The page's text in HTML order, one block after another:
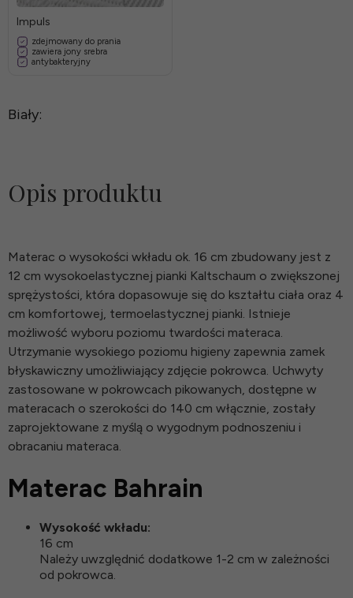
Impuls
zdejmowany do prania
zawiera jony srebra
antybakteryjny
Biały:
Opis produktu
Materac o wysokości wkładu ok. 16 cm zbudowany jest z
12 cm wysokoelastycznej pianki Kaltschaum o zwiększonej
sprężystości, która dopasowuje się do kształtu ciała oraz 4
cm komfortowej, termoelastycznej pianki. Istnieje
możliwość wyboru poziomu twardości materaca.
Utrzymanie wysokiego poziomu higieny zapewnia zamek
błyskawiczny umożliwiający zdjęcie pokrowca. Uchwyty
zastosowane w pokrowcach pikowanych, dostępne w
materacach o szerokości do 140 cm włącznie, zostały
zaprojektowane z myślą o wygodnym podnoszeniu i
obracaniu materaca.
Materac Bahrain
Wysokość wkładu:
16 cm
Należy uwzględnić dodatkowe 1-2 cm w zależności
od pokrowca.